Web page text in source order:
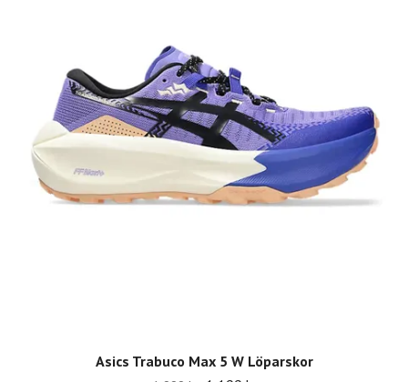
Asics Trabuco Max 5 W Löparskor